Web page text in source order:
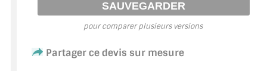
VERRES TEXTURÉS
pour comparer plusieurs versions
Partager ce devis sur mesure